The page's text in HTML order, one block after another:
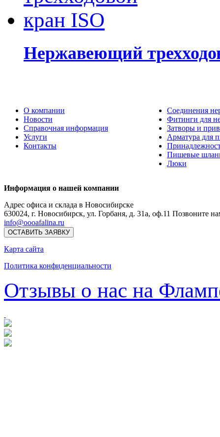
Нержавеющий
О компании
Новости
Справочная информация
Услуги
Контакты
Соединения
Фитинги для
Затворы и
Арматура для
Пищевые
Люки
Информация о нашей компании
Адрес офиса и склада в Новосибирске
630024, г. Новосибирск, ул. Горбаня, д. 31а, оф.11 Позвоните
info@oooafalina.ru
ОСТАВИТЬ ЗАЯВКУ
Карта сайта
Политика конфиденциальности
Отзывы о нас на